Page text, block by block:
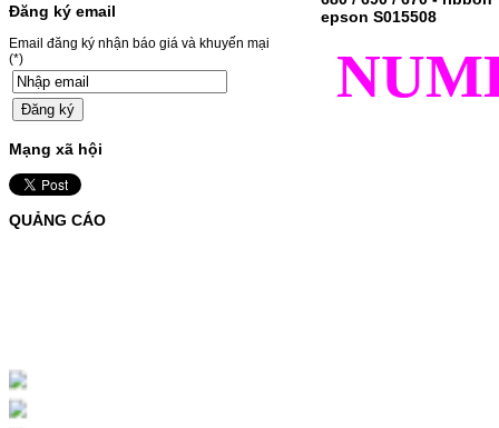
Hộp mực Brother TN-240– Loại mực: BK
HL-3040CN/MFC-9120CN– Mặt hàng
thường xuyên thay…
Giá : 499.000VND
Chọn mua
MỰC NẠP MÀU 119A CHO
DÒNG MÁY HP COLOR
LASER 150A/178NW
Chọn mua
Đăng ký email
Email đăng ký nhận báo giá và khuyến mại
(*)
Mạng xã hội
QUẢNG CÁO
epson S015508